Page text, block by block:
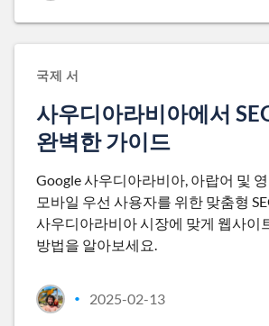
국제 서
사우디아라비아에서
완벽한 가이드
Google 사우디아라비아, 아랍어 및
모바일 우선 사용자를 위한 맞춤형
사우디아라비아 시장에 맞게 웹사이
방법을 알아보세요.
• 2025-02-13